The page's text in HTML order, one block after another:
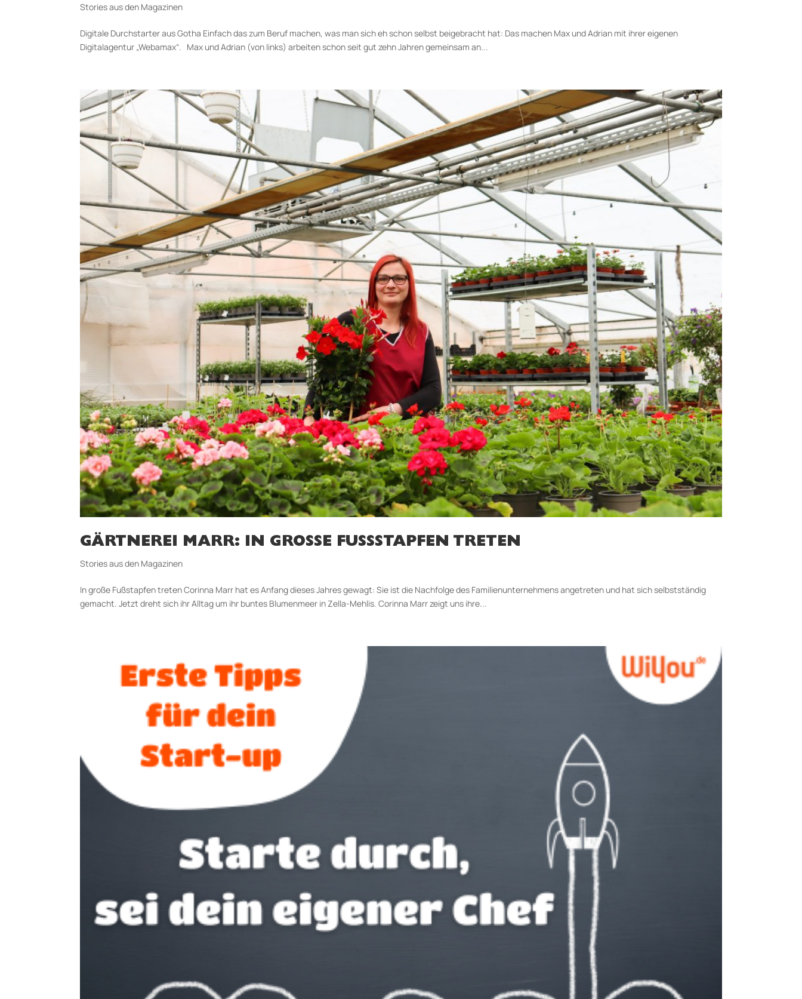
Stories aus den Magazinen
Digitale Durchstarter aus Gotha Einfach das zum Beruf machen, was man sich eh schon selbst beigebracht hat: Das machen Max und Adrian mit ihrer eigenen
Digitalagentur „Webamax“. Max und Adrian (von links) arbeiten schon seit gut zehn Jahren gemeinsam an...
GÄRTNEREI MARR: IN GROSSE FUSSSTAPFEN TRETEN
Stories aus den Magazinen
In große Fußstapfen treten Corinna Marr hat es Anfang dieses Jahres gewagt: Sie ist die Nachfolge des Familienunternehmens angetreten und hat sich selbstständig
gemacht. Jetzt dreht sich ihr Alltag um ihr buntes Blumenmeer in Zella-Mehlis. Corinna Marr zeigt uns ihre...